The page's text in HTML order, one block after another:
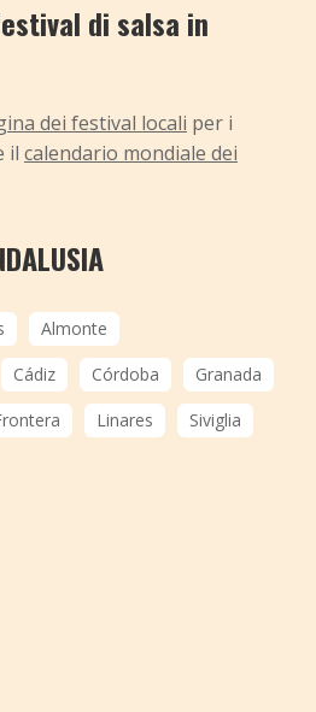
di salsa in
dei festival locali per i
il calendario mondiale dei
Almonte
Cádiz Córdoba
Granada
Linares
Siviglia